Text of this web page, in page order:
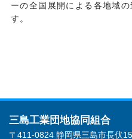
ーの全国展開による各地域
す。
三島工業団地協同組合
〒411-0824 静岡県三島市長伏